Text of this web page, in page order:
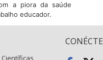
a piora da saúde
educador.